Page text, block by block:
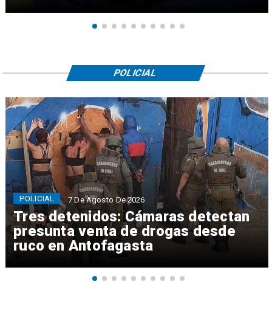
Tres detenidos: Cámaras detectan
presunta venta de drogas desde
ruco en Antofagasta
POLICIAL 7 De Agosto De 2026
POLICIAL